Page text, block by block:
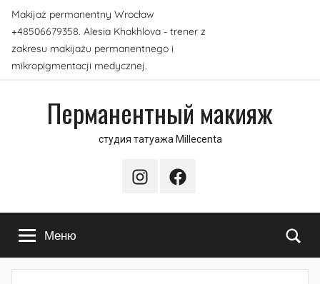
Перейти
содержимому
Makijaż permanentny Wrocław
+48506679358. Alesia Khakhlova - trener z
zakresu makijażu permanentnego i
mikropigmentacji medycznej.
Перманентный макияж
студия татуажа Millecenta
InstagramFacebook
Меню